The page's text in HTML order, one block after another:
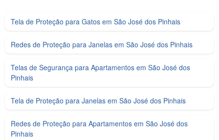
Tela de Proteção para Gatos em São José dos Pinhais
Redes de Proteção para Janelas em São José dos Pinhais
Telas de Segurança para Apartamentos em São José dos
Pinhais
Tela de Proteção para Janelas em São José dos Pinhais
Redes de Proteção para Apartamentos em São José dos
Pinhais